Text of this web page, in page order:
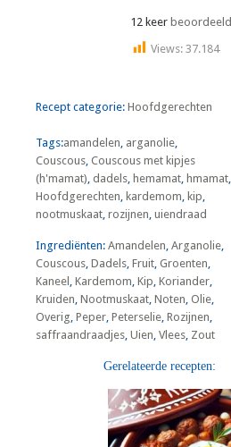
12 keer beoordeeld
Views: 37.184
Recept categorie:Hoofdgerechten
Tags:amandelen arganolie
Couscous ,Couscous met kipjes
(h'mamat) dadels hemamat hmamat
Hoofdgerechten kardemom kip
nootmuskaat ,rozijnen ,uiendraad
Ingrediënten:Amandelen ,Arganolie
Couscous ,Dadels ,Fruit ,Groenten
Kaneel ,Kardemom ,Kip ,Koriander
Kruiden ,Nootmuskaat ,Noten Olie
Overig ,Peper ,Peterselie ,Rozijnen
saffraandraadjes ,Uien ,Vlees Zout
Gerelateerde recepten: